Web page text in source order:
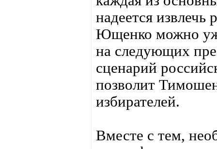
надеется
Ющенко можно
на следующих
сценарий
позволит
избирателей.
Вместе с тем,